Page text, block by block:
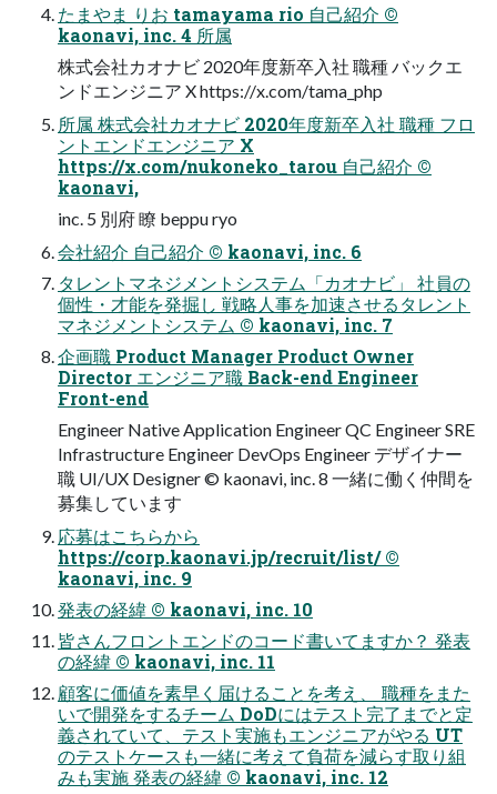
たまやま りお tamayama rio 自己紹介 ©
kaonavi, inc. 4 所属
株式会社カオナビ 2020年度新卒入社 職種 バックエ
ンドエンジニア X https://x.com/tama_php
所属 株式会社カオナビ 2020年度新卒入社 職種 フロ
ントエンドエンジニア X
https://x.com/nukoneko_tarou 自己紹介 ©
kaonavi,
inc. 5 別府 瞭 beppu ryo
会社紹介 自己紹介 © kaonavi, inc. 6
タレントマネジメントシステム「カオナビ」 社員の
個性・才能を発掘し 戦略人事を加速させるタレント
マネジメントシステム © kaonavi, inc. 7
企画職 Product Manager Product Owner
Director エンジニア職 Back-end Engineer
Front-end
Engineer Native Application Engineer QC Engineer SRE
Infrastructure Engineer DevOps Engineer デザイナー
職 UI/UX Designer © kaonavi, inc. 8 一緒に働く仲間を
募集しています
応募はこちらから
https://corp.kaonavi.jp/recruit/list/ ©
kaonavi, inc. 9
発表の経緯 © kaonavi, inc. 10
皆さんフロントエンドのコード書いてますか？ 発表
の経緯 © kaonavi, inc. 11
顧客に価値を素早く届けることを考え、 職種をまた
いで開発をするチーム DoDにはテスト完了までと定
義されていて、テスト実施もエンジニアがやる UT
のテストケースも一緒に考えて負荷を減らす取り組
みも実施 発表の経緯 © kaonavi, inc. 12